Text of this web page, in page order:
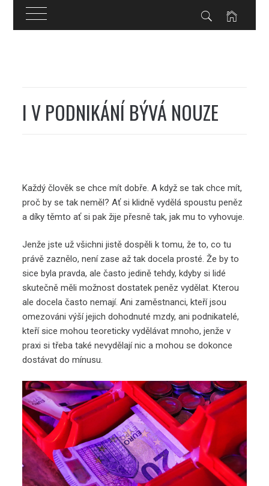
I V PODNIKÁNÍ BÝVÁ NOUZE
Každý člověk se chce mít dobře. A když se tak chce mít,
proč by se tak neměl? Ať si klidně vydělá spoustu peněz
a díky těmto ať si pak žije přesně tak, jak mu to vyhovuje.
Jenže jste už všichni jistě dospěli k tomu, že to, co tu
právě zaznělo, není zase až tak docela prosté. Že by to
sice byla pravda, ale často jedině tehdy, kdyby si lidé
skutečně měli možnost dostatek peněz vydělat. Kterou
ale docela často nemají. Ani zaměstnanci, kteří jsou
omezováni výší jejich dohodnuté mzdy, ani podnikatelé,
kteří sice mohou teoreticky vydělávat mnoho, jenže v
praxi si třeba také nevydělají nic a mohou se dokonce
dostávat do mínusu.